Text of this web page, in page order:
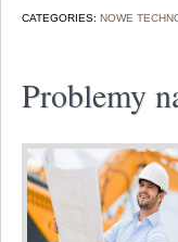
CATEGORIES: NOWE
Problemy